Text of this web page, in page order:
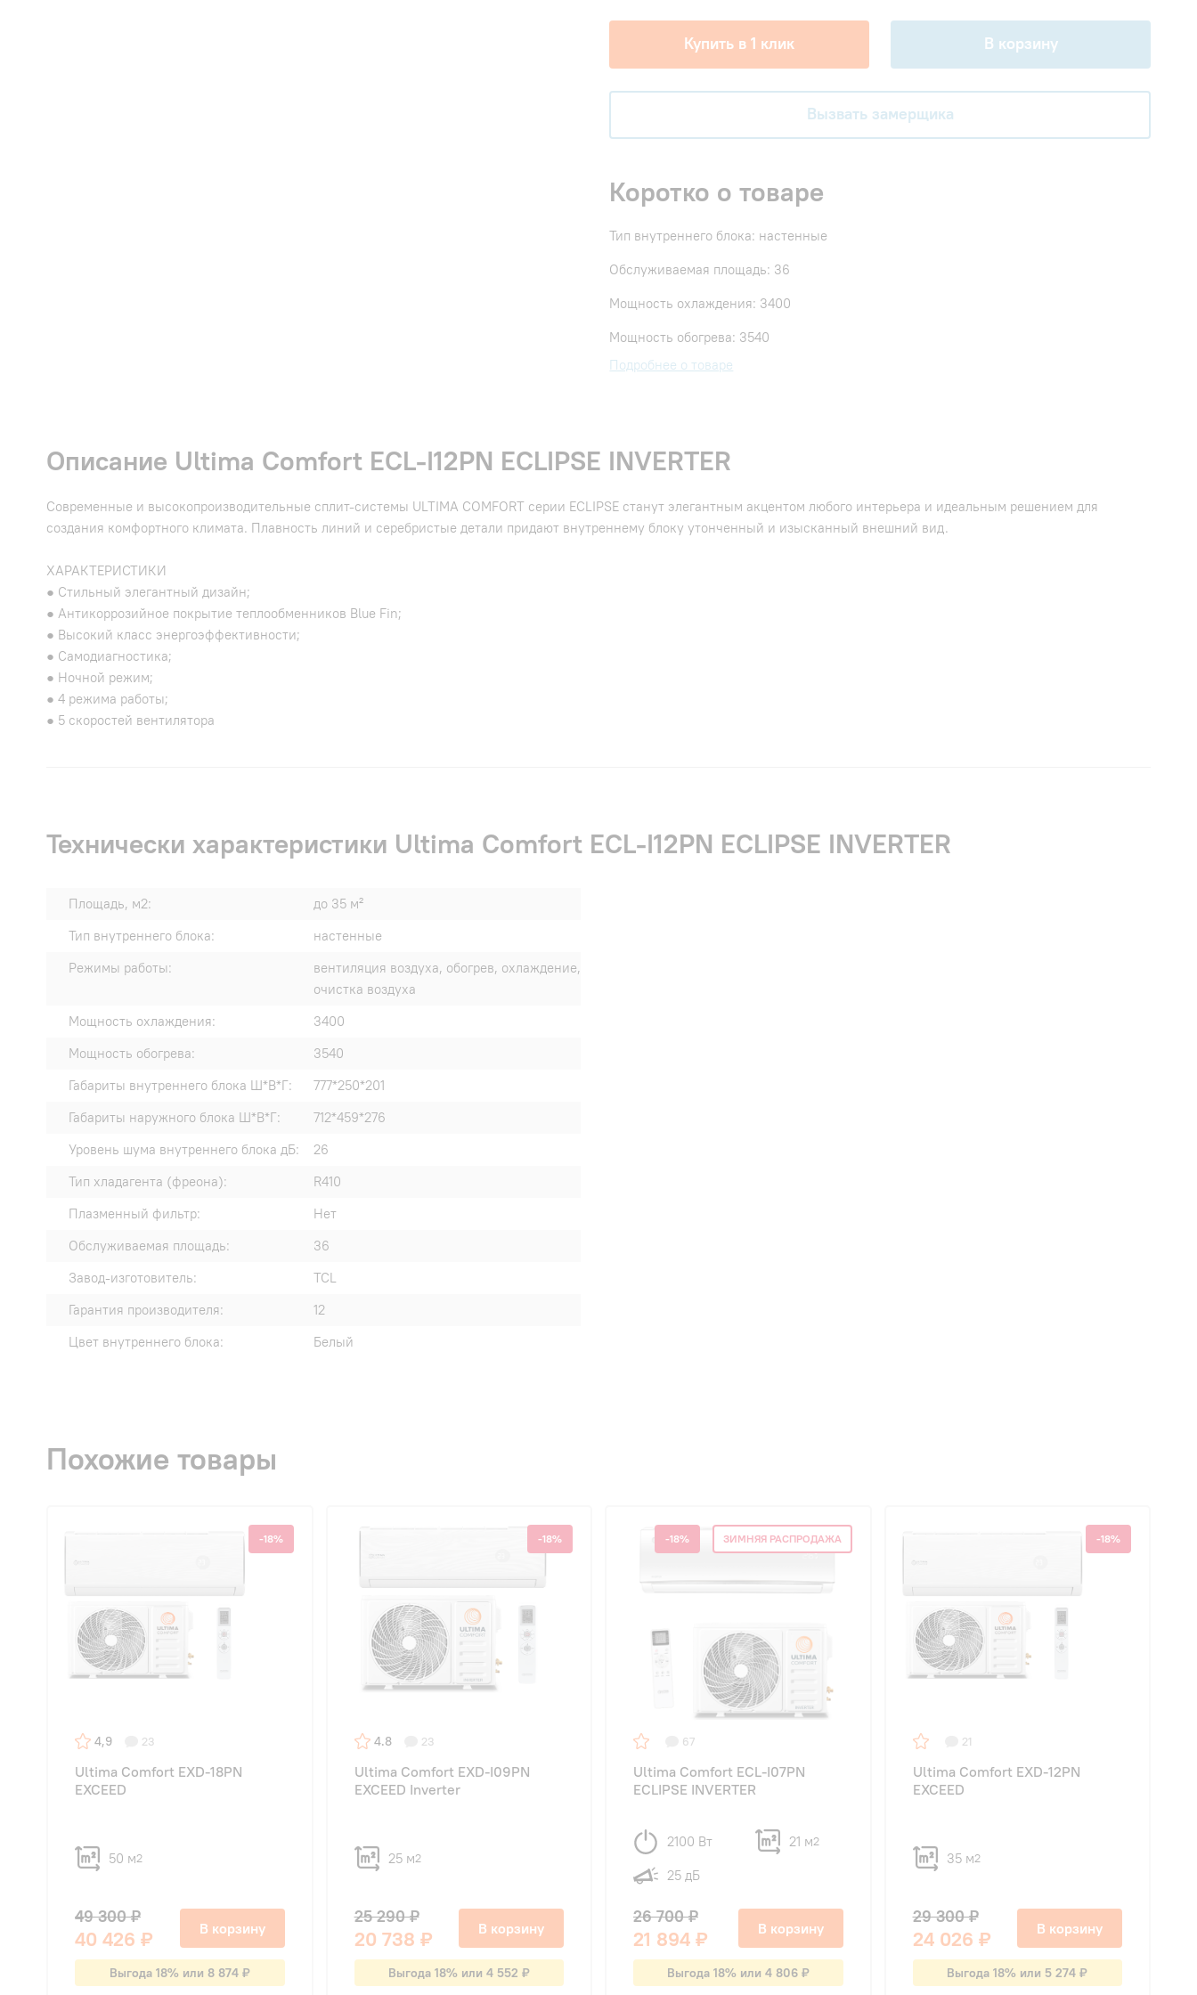
Купить в 1 клик В корзину
Вызвать замерщика
Коротко о товаре
Тип внутреннего блока: настенные
Обслуживаемая площадь: 36
Мощность охлаждения: 3400
Мощность обогрева: 3540
Подробнее о товаре
Описание Ultima Comfort ECL-I12PN ECLIPSE INVERTER
Современные и высокопроизводительные сплит-системы ULTIMA COMFORT серии ECLIPSE станут элегантным акцентом любого интерьера и идеальным решением для
создания комфортного климата. Плавность линий и серебристые детали придают внутреннему блоку утонченный и изысканный внешний вид.
ХАРАКТЕРИСТИКИ
● Стильный элегантный дизайн;
● Антикоррозийное покрытие теплообменников Blue Fin;
● Высокий класс энергоэффективности;
● Самодиагностика;
● Ночной режим;
● 4 режима работы;
● 5 скоростей вентилятора
Технически характеристики Ultima Comfort ECL-I12PN ECLIPSE INVERTER
Площадь, м2:
до 35 м²
Тип внутреннего блока:
настенные
Режимы работы:
вентиляция воздуха, обогрев, охлаждение,
очистка воздуха
Мощность охлаждения:
3400
Мощность обогрева:
3540
Габариты внутреннего блока Ш*В*Г:
777*250*201
Габариты наружного блока Ш*В*Г:
712*459*276
Уровень шума внутреннего блока дБ:
26
Тип хладагента (фреона):
R410
Плазменный фильтр:
Нет
Обслуживаемая площадь:
36
Завод-изготовитель:
TCL
Гарантия производителя:
12
Цвет внутреннего блока:
Белый
Похожие товары
-18%
4,9 23
Ultima Comfort EXD-18PN
EXCEED
50 м2
49 300 ₽
40 426 ₽ В корзину
Выгода 18% или 8 874 ₽
-18%
4.8 23
Ultima Comfort EXD-I09PN
EXCEED Inverter
25 м2
25 290 ₽
20 738 ₽ В корзину
Выгода 18% или 4 552 ₽
-18% ЗИМНЯЯ РАСПРОДАЖА
67
Ultima Comfort ECL-I07PN
ECLIPSE INVERTER
2100 Вт 21 м2
25 дБ
26 700 ₽
21 894 ₽ В корзину
Выгода 18% или 4 806 ₽
-18%
21
Ultima Comfort EXD-12PN
EXCEED
35 м2
29 300 ₽
24 026 ₽ В корзину
Выгода 18% или 5 274 ₽